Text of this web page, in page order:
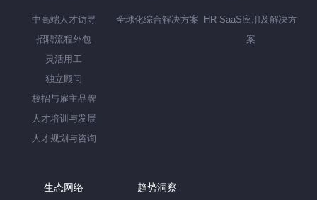
中高端人才访寻
招聘流程外包
灵活用工
独立顾问
校招与雇主品牌
人才培训与发展
人才规划与咨询
全球化综合解决方案
HR SaaS应用及解决方
案
生态网络 趋势洞察